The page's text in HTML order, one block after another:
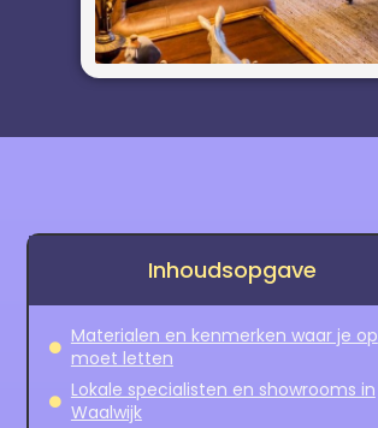
Inhoudsopgave
Materialen en kenmerken waar je op
moet letten
Lokale specialisten en showrooms in
Waalwijk